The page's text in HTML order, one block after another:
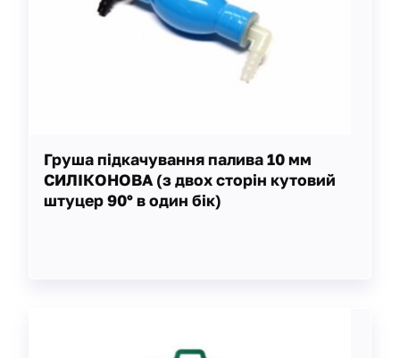
Груша підкачування палива 10 мм
СИЛІКОНОВА (з двох сторін кутовий
штуцер 90° в один бік)